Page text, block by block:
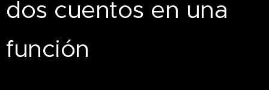
dos cuentos en una
función